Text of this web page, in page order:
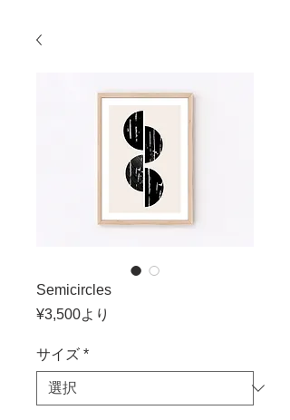
Semicircles
¥3,500より
価
サイズ *